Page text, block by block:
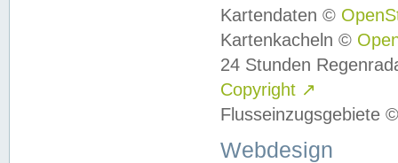
Kartendaten ©
Kartenkacheln ©
24 Stunden
Copyright ↗
Flusseinzugsgebiete
Webdesign